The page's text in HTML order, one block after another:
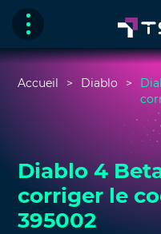
Accueil Diablo
Diablo 4
corriger le
395002